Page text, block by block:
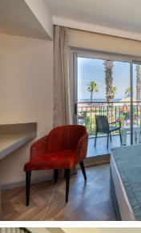
Paplūdimys:
palapinės
paplūdimyje:
pirsas yra (3)
paplūdimio
baras paplūdimyje:
nuosavas yra
smėlio-žvyro yra
Kontaktai:
Adresas:Göynük
No:139 Beldibi 2
Telefonas:+90